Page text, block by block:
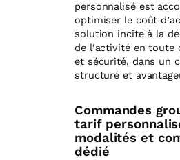
personnalisé est
optimiser le coût
solution incite à la
de l’activité en toute
et sécurité, dans un
structuré et
Commandes
tarif
modalités et
dédié